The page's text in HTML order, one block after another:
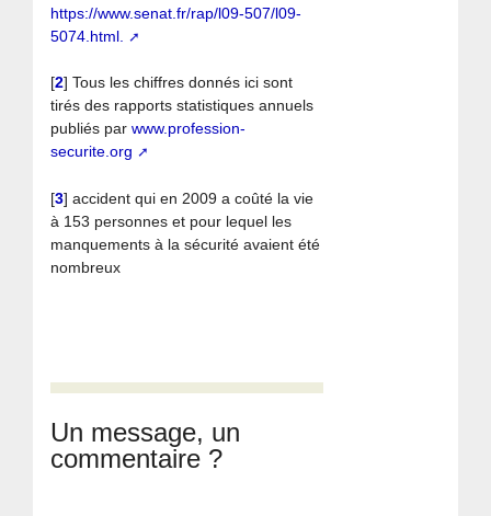
https://www.senat.fr/rap/l09-507/l09-
5074.html.
[2]Tous les chiffres donnés ici sont
tirés des rapports statistiques annuels
publiés parwww.profession-
securite.org
[3]accident qui en 2009 a coûté la vie
à 153 personnes et pour lequel les
manquements à la sécurité avaient été
nombreux
Un message, un
commentaire ?